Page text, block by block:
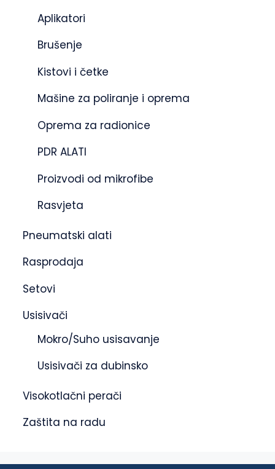
Aplikatori
Brušenje
Kistovi i četke
Mašine za poliranje i oprema
Oprema za radionice
PDR ALATI
Proizvodi od mikrofibe
Rasvjeta
Pneumatski alati
Rasprodaja
Setovi
Usisivači
Mokro/Suho usisavanje
Usisivači za dubinsko
Visokotlačni perači
Zaštita na radu